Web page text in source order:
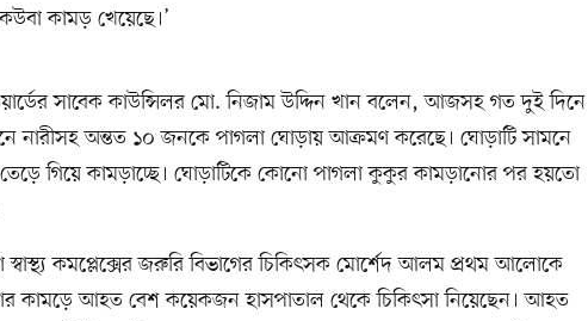
কামড় খেয়েছে।’
সাবেক কাউন্সিলর মো. নিজাম উদ্দিন খান বলেন, আজসহ গত দুই দিনে
নারীসহ অন্তত ১০ জনকে পাগলা ঘোড়ায় আক্রমণ করেছে। ঘোড়াটি সামনে
তেড়ে গিয়ে কামড়াচ্ছে। ঘোড়াটিকে কোনো পাগলা কুকুর কামড়ানোর পর হয়তো
কমপ্লেক্সের জরুরি বিভাগের চিকিৎসক মোর্শেদ আলম প্রথম আলোকে
কামড়ে আহত বেশ কয়েকজন হাসপাতাল থেকে চিকিৎসা নিয়েছেন। আহত